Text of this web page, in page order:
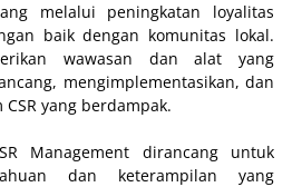
melalui peningkatan loyalitas
baik dengan komunitas lokal.
wawasan dan alat yang
mengimplementasikan, dan
yang berdampak.
Management dirancang untuk
dan keterampilan yang